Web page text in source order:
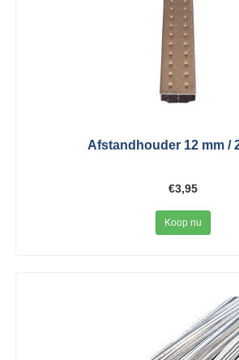
Afstandhouder 12 mm /
€3,95
Koop nu